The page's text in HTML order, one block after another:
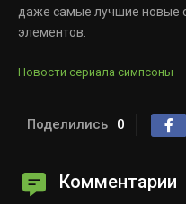
даже самые лучшие новые
элементов.
Новости сериала симпсоны
Поделились 0
Комментарии